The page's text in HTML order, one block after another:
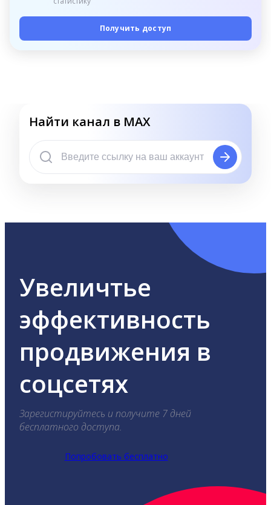
Получить доступ
Найти канал в MAX
Увеличтье
эффективность
продвижения в
соцсетях
Зарегистируйтесь и получите 7 дней
бесплатного доступа.
Попробовать бесплатно